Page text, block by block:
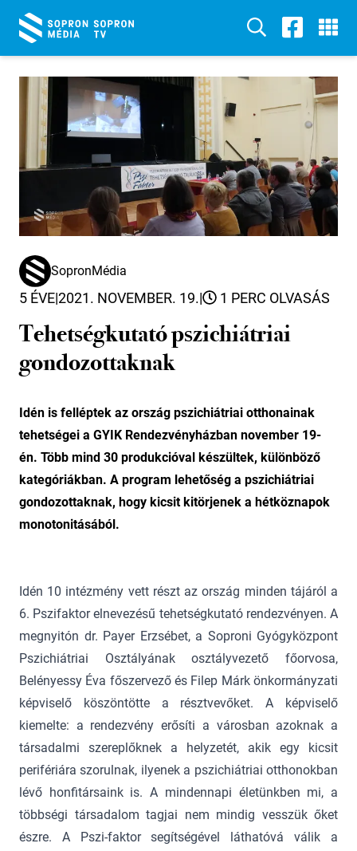
SopronMédia
5 ÉVE|2021. NOVEMBER. 19.| 1 PERC OLVASÁS
Tehetségkutató pszichiátriai
gondozottaknak
Idén is felléptek az ország pszichiátriai otthonainak
tehetségei a GYIK Rendezvényházban november 19-
én. Több mind 30 produkcióval készültek, különböző
kategóriákban. A program lehetőség a pszichiátriai
gondozottaknak, hogy kicsit kitörjenek a hétköznapok
monotonitásából.
Idén 10 intézmény vett részt az ország minden tájáról a
6. Pszifaktor elnevezésű tehetségkutató rendezvényen. A
megnyitón dr. Payer Erzsébet, a Soproni Gyógyközpont
Pszichiátriai Osztályának osztályvezető főorvosa,
Belényessy Éva főszervező és Filep Márk önkormányzati
képviselő köszöntötte a résztvevőket. A képviselő
kiemelte: a rendezvény erősíti a városban azoknak a
társadalmi szereplőknek a helyzetét, akik egy kicsit
perifériára szorulnak, ilyenek a pszichiátriai otthonokban
lévő honfitársaink is. A mindennapi életünkben mi, a
többségi társadalom tagjai nem mindig vesszük őket
észre. A Pszi-faktor segítségével láthatóvá válik a